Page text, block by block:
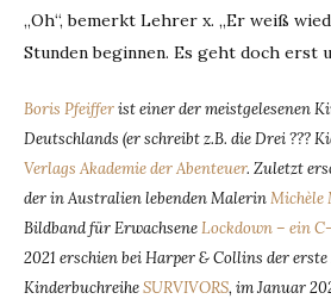
„Oh“, bemerkt Lehrer x. „Er weiß
Stunden beginnen. Es geht doch erst
Boris Pfeifferist einer der meistgelesenen
Deutschlands (er schreibt z.B. die Drei ???
Verlags Akademie der Abenteuer. Zuletzt
der in Australien lebenden MalerinMichèle
Bildband für ErwachseneLockdown – ein
2021 erschien bei Harper & Collins der
KinderbuchreiheSURVIVORS, im Januar